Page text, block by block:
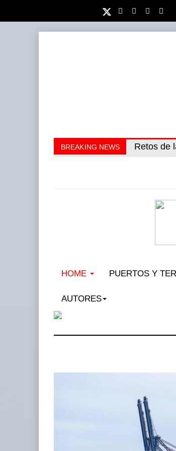
BREAKING NEWS Miguel
Retos de
HOME PUERTOS Y
AUTORES